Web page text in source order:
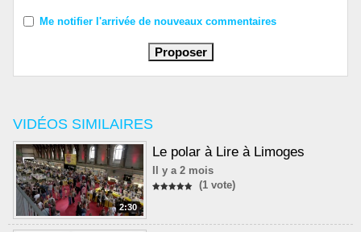
VIDÉOS SIMILAIRES
2:30
Le polar à Lire à Limoges
Il y a 2 mois
(1 vote)
Me notifier l'arrivée de nouveaux commentaires